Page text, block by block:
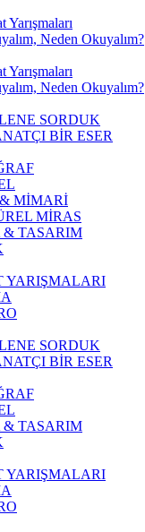
Yarışmaları
Neden Okuyalım?
Yarışmaları
Neden Okuyalım?
SORDUK
BİR ESER
MİMARİ
MİRAS
& TASARIM
YARIŞMALARI
SORDUK
BİR ESER
& TASARIM
YARIŞMALARI